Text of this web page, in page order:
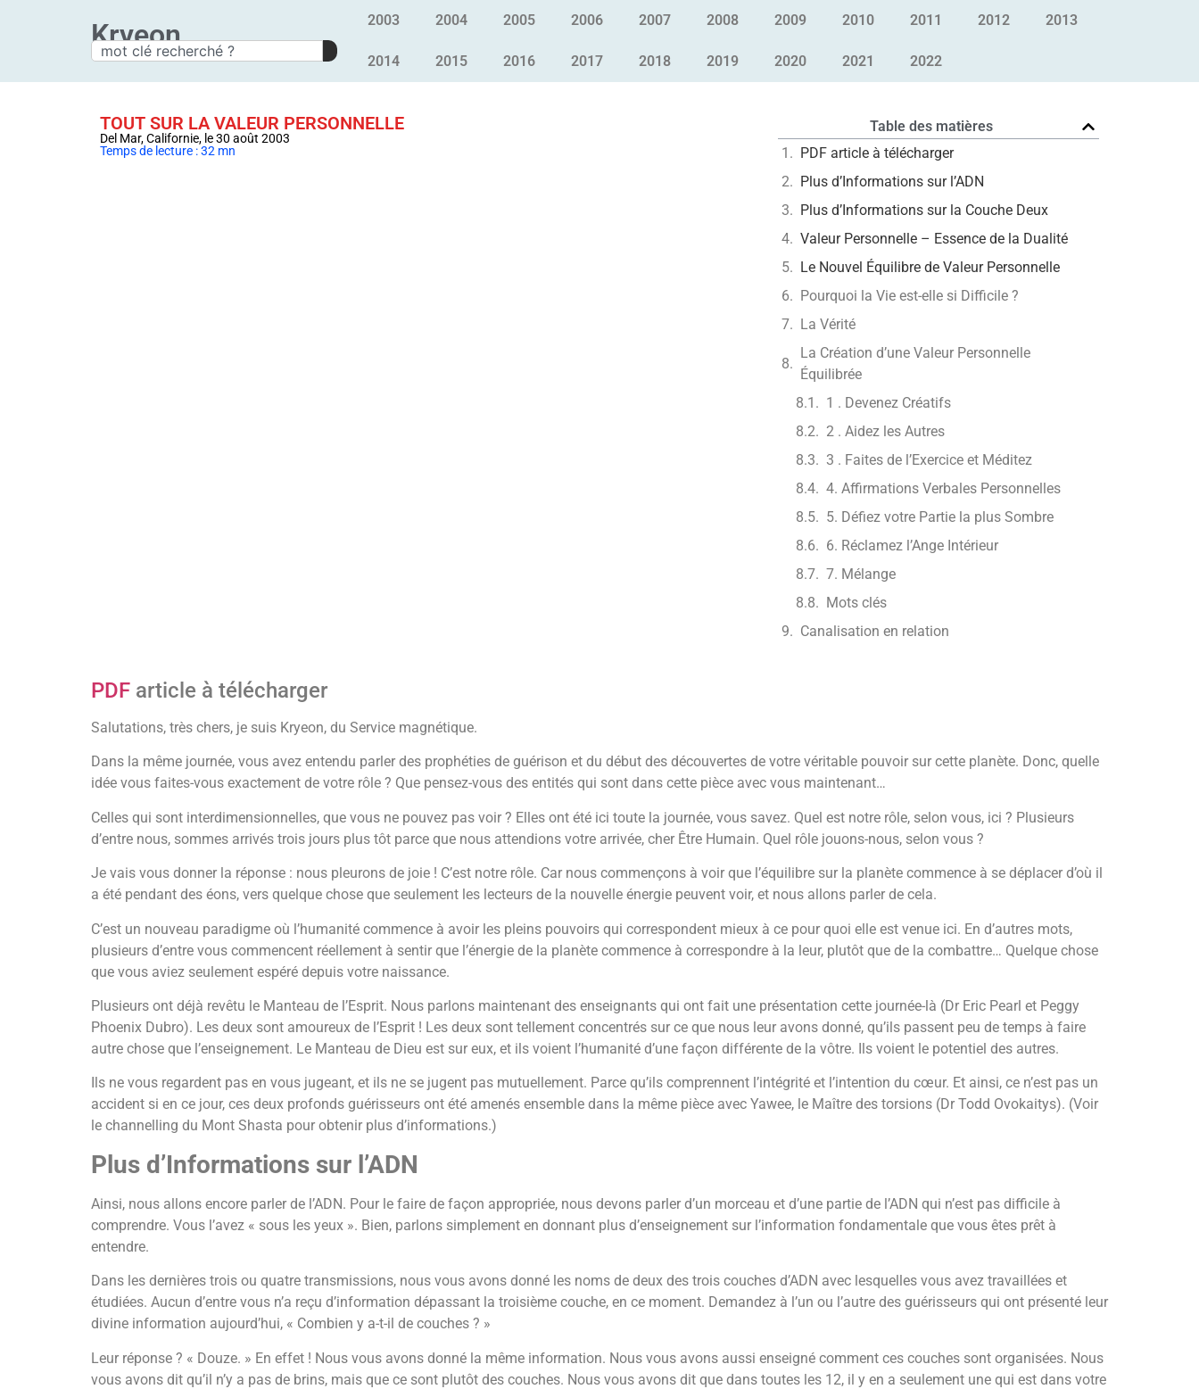
Kryeon 2003 2004 2005 2006 2007 2008 2009 2010 2011 2012 2013
2014 2015 2016 2017 2018 2019 2020 2021 2022
TOUT SUR LA VALEUR PERSONNELLE
Del Mar, Californie, le 30 août 2003
Temps de lecture : 32 mn
Table des matières
PDF article à télécharger
Plus d’Informations sur l’ADN
Plus d’Informations sur la Couche Deux
Valeur Personnelle – Essence de la Dualité
Le Nouvel Équilibre de Valeur Personnelle
Pourquoi la Vie est-elle si Difficile ?
La Vérité
La Création d’une Valeur Personnelle
Équilibrée
1 . Devenez Créatifs
2 . Aidez les Autres
3 . Faites de l’Exercice et Méditez
4. Affirmations Verbales Personnelles
5. Défiez votre Partie la plus Sombre
6. Réclamez l’Ange Intérieur
7. Mélange
Mots clés
Canalisation en relation
PDF article à télécharger
Salutations, très chers, je suis Kryeon, du Service magnétique.
Dans la même journée, vous avez entendu parler des prophéties de guérison et du début des découvertes de votre véritable pouvoir sur cette planète. Donc, quelle
idée vous faites-vous exactement de votre rôle ? Que pensez-vous des entités qui sont dans cette pièce avec vous maintenant…
Celles qui sont interdimensionnelles, que vous ne pouvez pas voir ? Elles ont été ici toute la journée, vous savez. Quel est notre rôle, selon vous, ici ? Plusieurs
d’entre nous, sommes arrivés trois jours plus tôt parce que nous attendions votre arrivée, cher Être Humain. Quel rôle jouons-nous, selon vous ?
Je vais vous donner la réponse : nous pleurons de joie ! C’est notre rôle. Car nous commençons à voir que l’équilibre sur la planète commence à se déplacer d’où il
a été pendant des éons, vers quelque chose que seulement les lecteurs de la nouvelle énergie peuvent voir, et nous allons parler de cela.
C’est un nouveau paradigme où l’humanité commence à avoir les pleins pouvoirs qui correspondent mieux à ce pour quoi elle est venue ici. En d’autres mots,
plusieurs d’entre vous commencent réellement à sentir que l’énergie de la planète commence à correspondre à la leur, plutôt que de la combattre… Quelque chose
que vous aviez seulement espéré depuis votre naissance.
Plusieurs ont déjà revêtu le Manteau de l’Esprit. Nous parlons maintenant des enseignants qui ont fait une présentation cette journée-là (Dr Eric Pearl et Peggy
Phoenix Dubro). Les deux sont amoureux de l’Esprit ! Les deux sont tellement concentrés sur ce que nous leur avons donné, qu’ils passent peu de temps à faire
autre chose que l’enseignement. Le Manteau de Dieu est sur eux, et ils voient l’humanité d’une façon différente de la vôtre. Ils voient le potentiel des autres.
Ils ne vous regardent pas en vous jugeant, et ils ne se jugent pas mutuellement. Parce qu’ils comprennent l’intégrité et l’intention du cœur. Et ainsi, ce n’est pas un
accident si en ce jour, ces deux profonds guérisseurs ont été amenés ensemble dans la même pièce avec Yawee, le Maître des torsions (Dr Todd Ovokaitys). (Voir
le channelling du Mont Shasta pour obtenir plus d’informations.)
Plus d’Informations sur l’ADN
Ainsi, nous allons encore parler de l’ADN. Pour le faire de façon appropriée, nous devons parler d’un morceau et d’une partie de l’ADN qui n’est pas difficile à
comprendre. Vous l’avez « sous les yeux ». Bien, parlons simplement en donnant plus d’enseignement sur l’information fondamentale que vous êtes prêt à
entendre.
Dans les dernières trois ou quatre transmissions, nous vous avons donné les noms de deux des trois couches d’ADN avec lesquelles vous avez travaillées et
étudiées. Aucun d’entre vous n’a reçu d’information dépassant la troisième couche, en ce moment. Demandez à l’un ou l’autre des guérisseurs qui ont présenté leur
divine information aujourd’hui, « Combien y a-t-il de couches ? »
Leur réponse ? « Douze. » En effet ! Nous vous avons donné la même information. Nous vous avons aussi enseigné comment ces couches sont organisées. Nous
vous avons dit qu’il n’y a pas de brins, mais que ce sont plutôt des couches. Nous vous avons dit que dans toutes les 12, il y en a seulement une qui est dans votre